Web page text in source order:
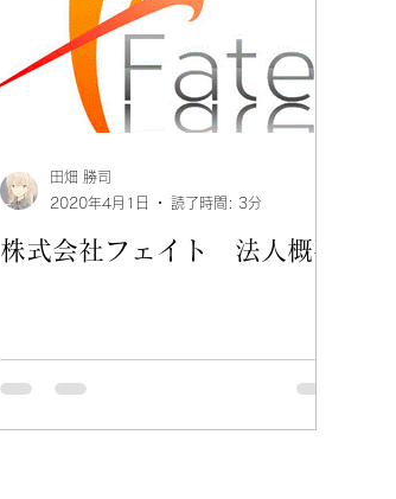
株式会社フェイト 法人概要
田畑 勝司
2020年4月1日
読了時間: 3分